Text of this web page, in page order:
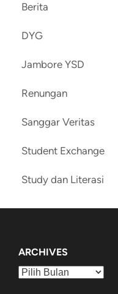
Berita
DYG
Jambore YSD
Renungan
Sanggar Veritas
Student Exchange
Study dan Literasi
ARCHIVES
Archives